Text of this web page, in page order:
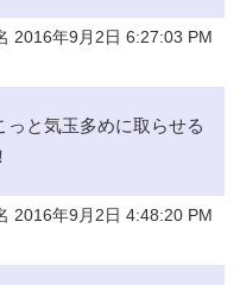
2016年9月2日 6:27:03 PM
っと気玉多めに取らせる
2016年9月2日 4:48:20 PM